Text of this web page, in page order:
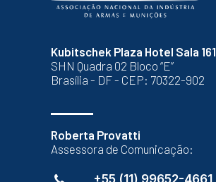
Kubitschek Plaza Hotel Sala 161
SHN Quadra 02 Bloco “E”
Brasília - DF - CEP: 70322-902
Roberta Provatti
Assessora de Comunicação:
+55 (11) 99652-4661